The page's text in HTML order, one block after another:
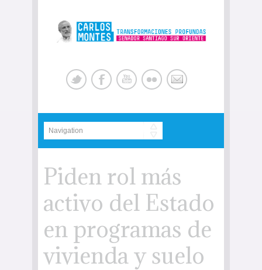
Piden rol más
activo del Estado
en programas de
vivienda y suelo